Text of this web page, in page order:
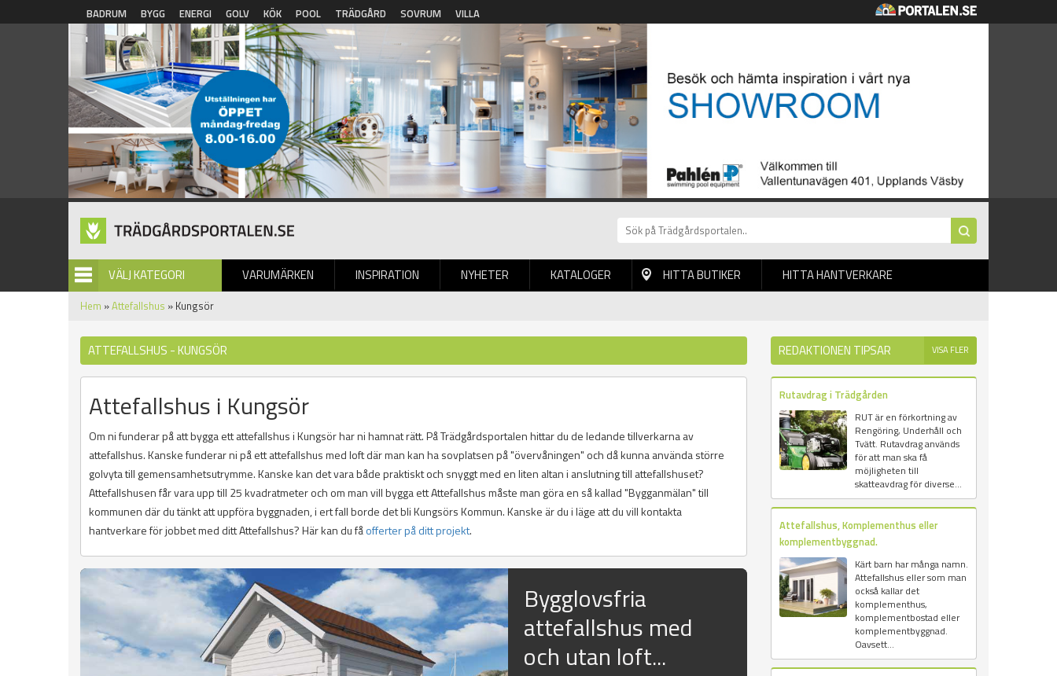
Hoppa till huvudinnehåll
BADRUM BYGG ENERGI GOLV KÖK POOL TRÄDGÅRD SOVRUM VILLA
VÄLJ KATEGORI VARUMÄRKEN INSPIRATION NYHETER
BILDGALLERI KATALOGER HITTA BUTIKER HITTA HANTVERKARE
Hem »Attefallshus » Kungsör
ATTEFALLSHUS - KUNGSÖR
Attefallshus i Kungsör
Om ni funderar på att bygga ett attefallshus i Kungsör har ni hamnat rätt. På Trädgårdsportalen hittar du de ledande tillverkarna av
attefallshus. Kanske funderar ni på ett attefallshus med loft där man kan ha sovplatsen på "övervåningen" och då kunna använda större
golvyta till gemensamhetsutrymme. Kanske kan det vara både praktiskt och snyggt med en liten altan i anslutning till attefallshuset?
Attefallshusen får vara upp till 25 kvadratmeter och om man vill bygga ett Attefallshus måste man göra en så kallad "Bygganmälan" till
kommunen där du tänkt att uppföra byggnaden, i ert fall borde det bli Kungsörs Kommun. Kanske är du i läge att du vill kontakta
hantverkare för jobbet med ditt Attefallshus? Här kan du fåofferter på ditt projekt.
Bygglovsfria
attefallshus med
och utan loft...
REDAKTIONEN TIPSAR VISA FLER
Rutavdrag i Trädgården
RUT är en förkortning av
Rengöring, Underhåll och
Tvätt. Rutavdrag används
för att man ska få
möjligheten till
skatteavdrag för diverse...
Attefallshus, Komplementhus eller
komplementbyggnad.
Kärt barn har många namn.
Attefallshus eller som man
också kallar det
komplementhus,
komplementbostad eller
komplementbyggnad.
Oavsett...